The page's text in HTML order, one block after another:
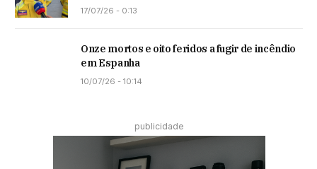
17/07/26 - 0:13
Onze mortos e oito feridos a fugir de incêndio
em Espanha
10/07/26 - 10:14
publicidade